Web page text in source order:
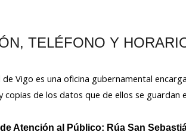
TELÉFONO Y
de Vigo es una oficina gubernamental
copias de los datos que de ellos se guardan
Atención al Público: Rúa San